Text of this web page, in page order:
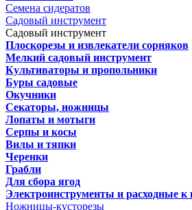
Семена сидератов
Садовый инструмент
Садовый инструмент
Плоскорезы и извлекатели сорняков
Мелкий садовый инструмент
Культиваторы и пропольники
Буры садовые
Окучники
Секаторы, ножницы
Лопаты и мотыги
Серпы и косы
Вилы и тяпки
Черенки
Грабли
Для сбора ягод
Электроинструменты и расходные к
Ножницы-кусторезы